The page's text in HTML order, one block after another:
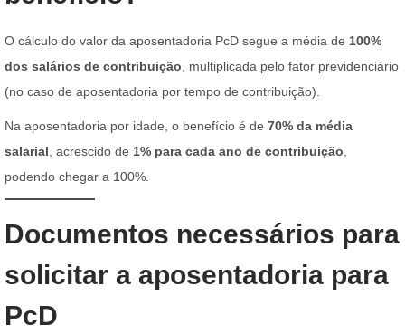
O cálculo do valor da aposentadoria PcD segue a média de 100%
dos salários de contribuição , multiplicada pelo fator previdenciário
(no caso de aposentadoria por tempo de contribuição).
Na aposentadoria por idade, o benefício é de 70% da média
salarial , acrescido de 1% para cada ano de contribuição
podendo chegar a 100%.
Documentos necessários para
solicitar a aposentadoria para
PcD